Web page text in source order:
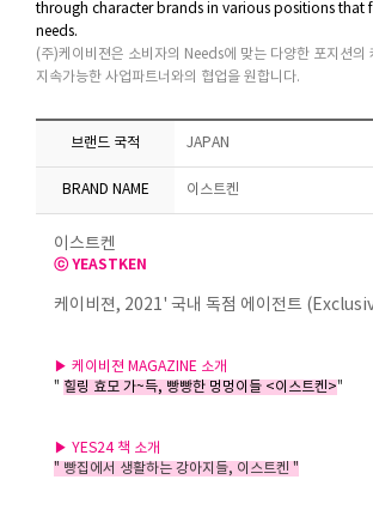
through character brands in various positions that
needs.
(주)케이비젼은 소비자의 Needs에 맞는 다양한 포지션의
지속가능한 사업파트너와의 협업을 원합니다.
브랜드 국적 JAPAN
BRAND NAME 이스트켄
이스트켄
ⓒ YEASTKEN
케이비젼, 2021' 국내 독점 에이전트
▶ 케이비젼 MAGAZINE 소개
" 힐링 효모 가~득, 빵빵한 멍멍이들 <이스트켄>"
▶ YES24 책 소개
" 빵집에서 생활하는 강아지들, 이스트켄 "